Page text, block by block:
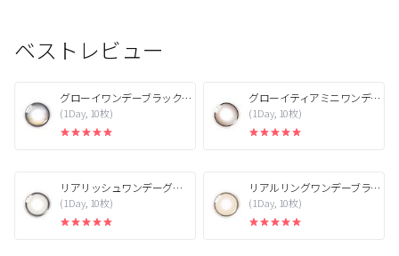
ベストレビュー
グローイワンデーブラック[1箱10枚]
(1Day, 10枚)
グローイティアミニワンデーブラウン[1箱10枚]
(1Day, 10枚)
リアリッシュワンデーグレー[1箱10枚]
(1Day, 10枚)
リアルリングワンデーブラウン[1箱10枚]
(1Day, 10枚)